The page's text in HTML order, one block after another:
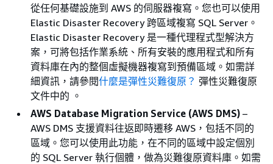
從任何基礎設施到 AWS 的伺服器複寫。您也可以使用
Elastic Disaster Recovery 跨區域複寫 SQL Server。
Elastic Disaster Recovery 是一種代理程式型解決方
案，可將包括作業系統、所有安裝的應用程式和所有
資料庫在內的整個虛擬機器複寫到預備區域。如需詳
細資訊，請參閱什麼是彈性災難復原？ 彈性災難復原
文件中的 。
AWS Database Migration Service (AWS DMS) –
AWS DMS 支援資料往返即時遷移 AWS，包括不同的
區域。您可以使用此功能，在不同的區域中設定個別
的 SQL Server 執行個體，做為災難復原資料庫。如需